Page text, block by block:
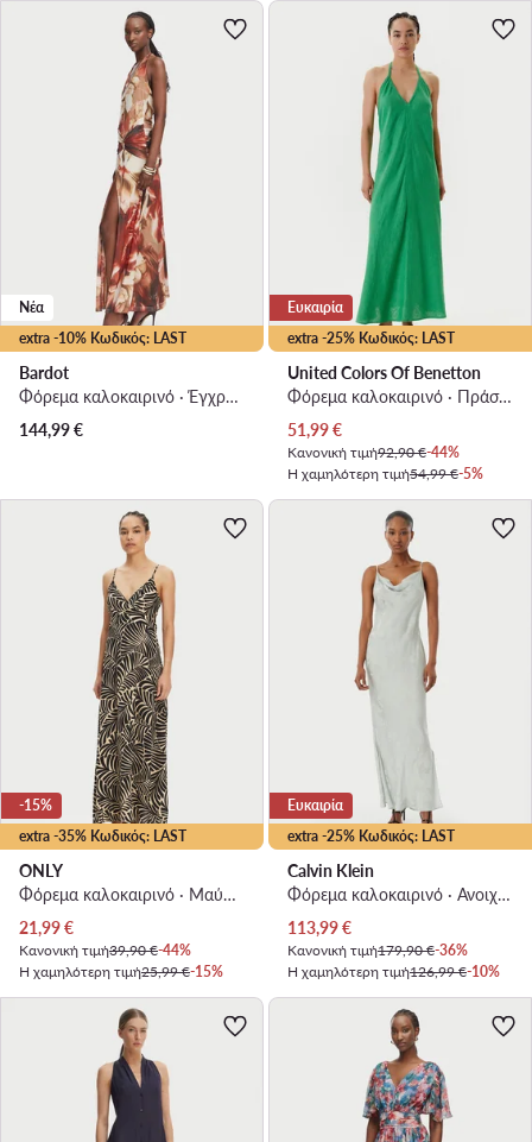
extra -10% Κωδικός: LAST
Νέα
Bardot
Φόρεμα καλοκαιρινό · Έγχρωμο · Maxi
144,99€
extra -25% Κωδικός: LAST
Ευκαιρία
United Colors Of Benetton
Φόρεμα καλοκαιρινό · Πράσινο · Maxi
Τρέχουσα τιμή
51,99€
Κανονική τιμή92,90 €-44%
Η χαμηλότερη τιμή54,99 €-5%
extra -35% Κωδικός: LAST
-15%
ONLY
Φόρεμα καλοκαιρινό · Μαύρο · Maxi
Τρέχουσα τιμή
21,99€
Κανονική τιμή39,90 €-44%
Η χαμηλότερη τιμή25,99 €-15%
extra -25% Κωδικός: LAST
Ευκαιρία
Calvin Klein
Φόρεμα καλοκαιρινό · Ανοιχτό πράσινο · Maxi
Τρέχουσα τιμή
113,99€
Κανονική τιμή179,90 €-36%
Η χαμηλότερη τιμή126,99 €-10%